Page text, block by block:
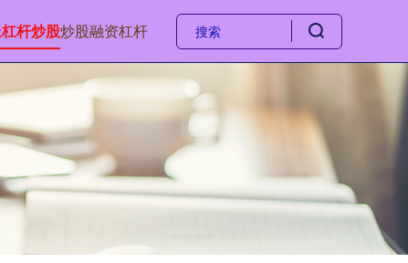
杆炒股炒股融资杠杆